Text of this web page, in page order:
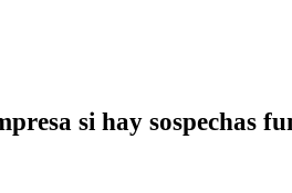
si hay sospechas